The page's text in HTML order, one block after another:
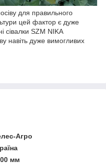
для правильного
цей фактор є дуже
сівалки SZM NIKA
навіть дуже вимогливих
Агро
мм